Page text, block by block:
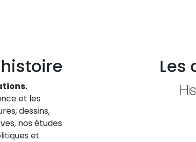
et les
dessins,
nos études
et
Les